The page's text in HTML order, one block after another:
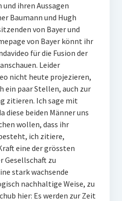
ihren Aussagen
Baumann und Hugh
von Bayer und
von Bayer könnt ihr
für die Fusion der
Leider
nicht heute projezieren,
ein paar Stellen, auch zur
zitieren. Ich sage mit
diese beiden Männer uns
wollen, dass ihr
ich zitiere,
eine der grössten
Gesellschaft zu
stark wachsende
nachhaltige Weise, zu
hier: Es werden zur Zeit